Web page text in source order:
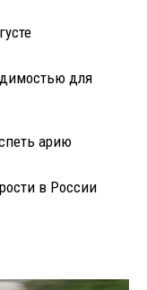
для
арию
в России